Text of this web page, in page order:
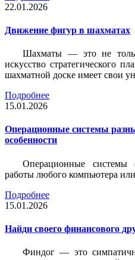
22.01.2026
Движение фигур в шахматах
Шахматы — это не
искусство стратегического
шахматной доске имеет свои
Подробнее
15.01.2026
Операционные системы
особенности
Операционные
работы любого компьютера
Подробнее
15.01.2026
Найди своего финансового
Финдог — это